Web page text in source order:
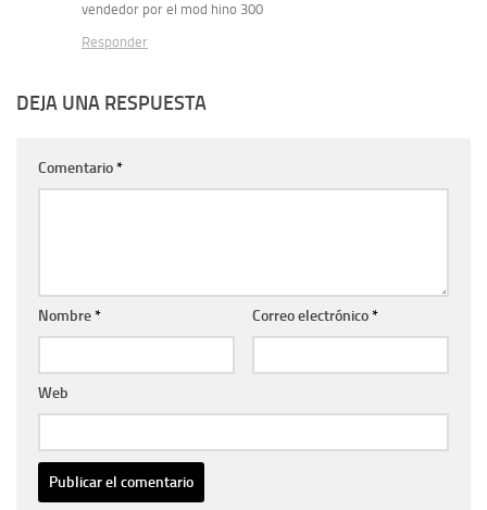
vendedor por el mod hino 300
Responder
DEJA UNA RESPUESTA
Comentario*
Nombre* Correo electrónico*
Web